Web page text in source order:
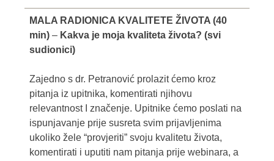
MALA RADIONICA KVALITETE ŽIVOTA (40
min) – Kakva je moja kvaliteta života? (svi
sudionici)
Zajedno s dr. Petranović prolazit ćemo kroz
pitanja iz upitnika, komentirati njihovu
relevantnost I značenje. Upitnike ćemo poslati na
ispunjavanje prije susreta svim prijavljenima
ukoliko žele “provjeriti” svoju kvalitetu života,
komentirati i uputiti nam pitanja prije webinara, a